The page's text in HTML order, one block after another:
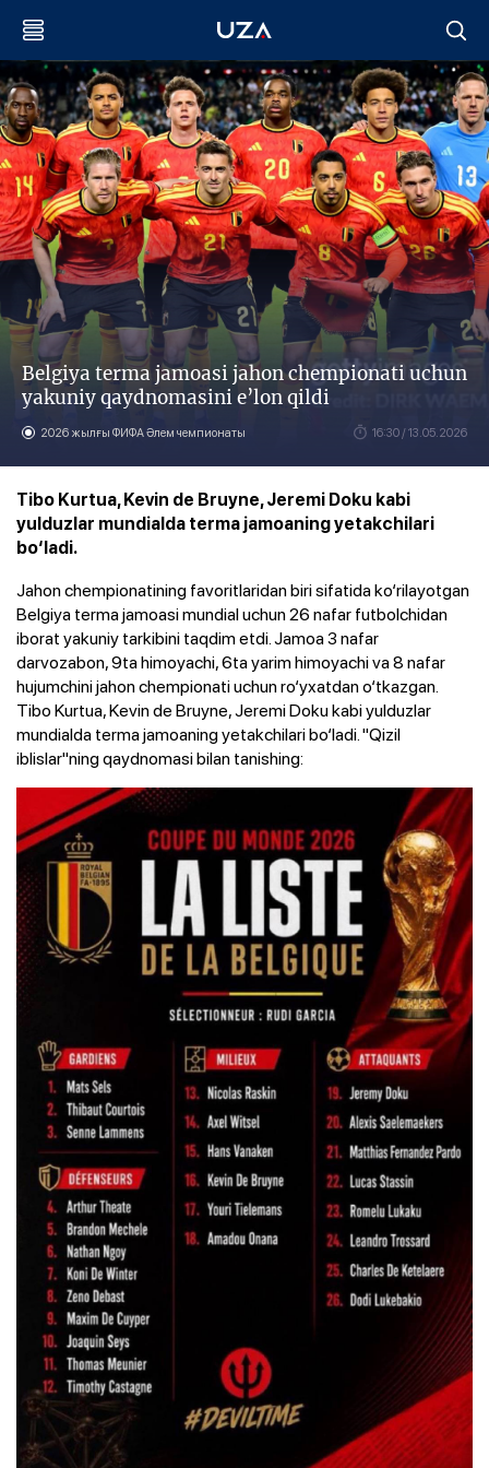
Belgiya terma jamoasi jahon chempionati uchun
yakuniy qaydnomasini e’lon qildi
2026 жылғы ФИФА Әлем чемпионаты 16:30 / 13.05.2026
Tibo Kurtua, Kevin de Bruyne, Jeremi Doku kabi
yulduzlar mundialda terma jamoaning yetakchilari
bo‘ladi.
Jahon chempionatining favoritlaridan biri sifatida ko‘rilayotgan
Belgiya terma jamoasi mundial uchun 26 nafar futbolchidan
iborat yakuniy tarkibini taqdim etdi. Jamoa 3 nafar
darvozabon, 9ta himoyachi, 6ta yarim himoyachi va 8 nafar
hujumchini jahon chempionati uchun ro‘yxatdan o‘tkazgan.
Tibo Kurtua, Kevin de Bruyne, Jeremi Doku kabi yulduzlar
mundialda terma jamoaning yetakchilari bo‘ladi. "Qizil
iblislar"ning qaydnomasi bilan tanishing: